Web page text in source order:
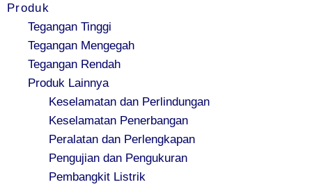
Produk
Tegangan Tinggi
Tegangan Mengegah
Tegangan Rendah
Produk Lainnya
Keselamatan dan Perlindungan
Keselamatan Penerbangan
Peralatan dan Perlengkapan
Pengujian dan Pengukuran
Pembangkit Listrik